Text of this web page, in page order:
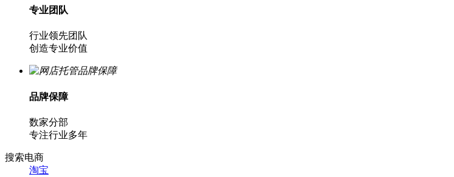
专业团队
行业领先团队
创造专业价值
品牌保障
数家分部
专注行业多年
搜索电商
淘宝